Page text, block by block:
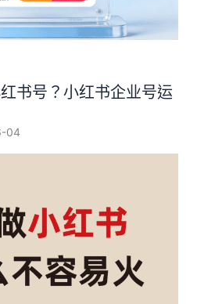
书号？小红书企业号运
04